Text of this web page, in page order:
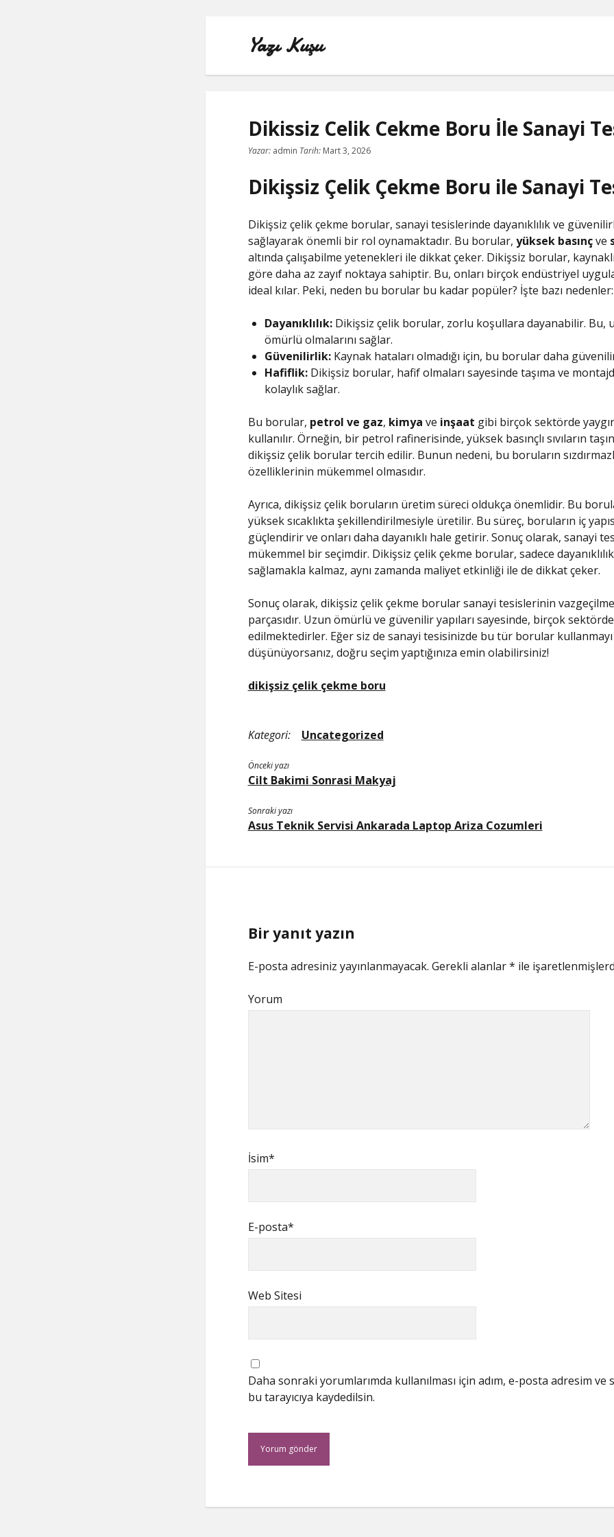
Yazı Kuşu
IGTV IZLENME YÜKSELTME PARASIZ
INSTAGRAM BEĞENI KASMA
LISTE
SAYFA LISTESI
Dikissiz Celik Cekme Boru İle Sanayi
Yazar:admin Tarih: Mart 3, 2026
Dikişsiz Çelik Çekme Boru ile Sanayi
Dikişsiz çelik çekme borular, sanayi tesislerinde dayanıklılık ve
sağlayarak önemli bir rol oynamaktadır. Bu borular, yüksek basınçve
altında çalışabilme yetenekleri ile dikkat çeker. Dikişsiz borular,
göre daha az zayıf noktaya sahiptir. Bu, onları birçok endüstriyel
ideal kılar. Peki, neden bu borular bu kadar popüler? İşte bazı nedenler:
Dayanıklılık:Dikişsiz çelik borular, zorlu koşullara dayanabilir. Bu,
ömürlü olmalarını sağlar.
Güvenilirlik:Kaynak hataları olmadığı için, bu borular daha
Hafiflik:Dikişsiz borular, hafif olmaları sayesinde taşıma ve
kolaylık sağlar.
Bu borular, petrol ve gaz, kimya ve inşaat gibi birçok sektörde
kullanılır. Örneğin, bir petrol rafinerisinde, yüksek basınçlı sıvıların
dikişsiz çelik borular tercih edilir. Bunun nedeni, bu boruların
özelliklerinin mükemmel olmasıdır.
Ayrıca, dikişsiz çelik boruların üretim süreci oldukça önemlidir. Bu
yüksek sıcaklıkta şekillendirilmesiyle üretilir. Bu süreç, boruların iç
güçlendirir ve onları daha dayanıklı hale getirir. Sonuç olarak, sanayi
mükemmel bir seçimdir. Dikişsiz çelik çekme borular, sadece dayanıklılık
sağlamakla kalmaz, aynı zamanda maliyet etkinliği ile de dikkat çeker.
Sonuç olarak, dikişsiz çelik çekme borular sanayi tesislerinin
parçasıdır. Uzun ömürlü ve güvenilir yapıları sayesinde, birçok
edilmektedirler. Eğer siz de sanayi tesisinizde bu tür borular kullanmayı
düşünüyorsanız, doğru seçim yaptığınıza emin olabilirsiniz!
dikişsiz çelik çekme boru
Kategori: Uncategorized
Önceki yazı
Cilt Bakimi Sonrasi Makyaj
Sonraki yazı
Asus Teknik Servisi Ankarada Laptop Ariza Cozumleri
Bir yanıt yazın
E-posta adresiniz yayınlanmayacak. Gerekli alanlar* ile
Yorum
İsim*
E-posta*
Web Sitesi
Daha sonraki yorumlarımda kullanılması için adım, e-posta adresim ve
bu tarayıcıya kaydedilsin.